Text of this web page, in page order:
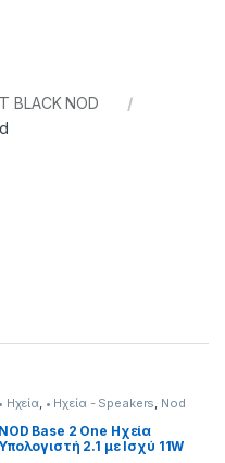
BLACK NOD
• Ηχεία, • Ηχεία - Speakers, Nod
NOD Base 2 One Ηχεία
Υπολογιστή 2.1 με Ισχύ 11W